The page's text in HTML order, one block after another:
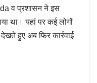
व प्रशासन ने इस
था। यहां पर कई लोगों
हुए अब फिर कार्रवाई